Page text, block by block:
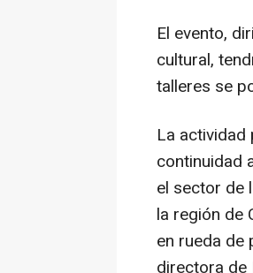
El evento,
cultural,
talleres se
La
continuidad
el sector de
la región de
en rueda de
directora de